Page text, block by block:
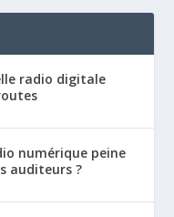
radio digitale
numérique peine
auditeurs ?